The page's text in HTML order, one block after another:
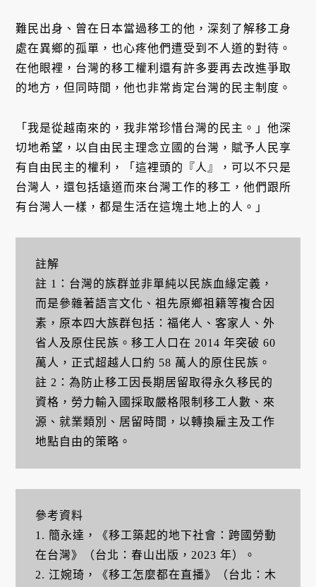
難民出身、曾在日本當過移工的他，深刻了解移工身
處在異鄉的孤單，也心疼他們遭受到不人道的對待。
在他眼裡，台灣的移工權利還有許多要再去改進爭取
的地方，但同時間，他也非常肯定台灣的民主制度。
「我是從越南來的，我非常珍惜台灣的民主。」他深
切地希望，以自由民主理念立國的台灣，賦予人民享
有自由民主的權利，「這裡頭的『人』，可以不只是
台灣人，還包括遠道而來台灣工作的移工，他們跟所
有台灣人一樣，都是生活在這塊土地上的人。」
註解
註 1：台灣的族群並非單純以民族血緣定義，
而是參雜著語言文化、祖先原鄉祖籍等複合因
素，原本四大族群包括：福佬人、客家人、外
省人及原住民族。移工人口在 2014 年突破 60
萬人，正式超越人口約 58 萬人的原住民族。
註 2：為防止移工因長期居留取得永久移民的
資格，勞力輸入國採取嚴格限制移工人數、來
源、就業類別、居留時間，以轉換雇主及工作
地點自由的策略。
參考資料
1. 簡永達，《移工築起的地下社會：跨國勞動
在台灣》（台北：春山出版，2023 年）。
2. 江婉琦，《移工怎麼都在直播》（台北：木